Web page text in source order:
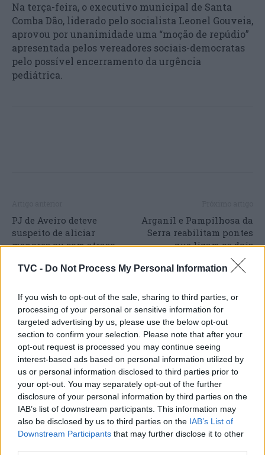
TVC - Do Not Process My Personal Information
If you wish to opt-out of the sale, sharing to third parties, or
processing of your personal or sensitive information for
targeted advertising by us, please use the below opt-out
section to confirm your selection. Please note that after your
opt-out request is processed you may continue seeing
interest-based ads based on personal information utilized by
us or personal information disclosed to third parties prior to
your opt-out. You may separately opt-out of the further
disclosure of your personal information by third parties on the
IAB’s list of downstream participants. This information may
also be disclosed by us to third parties on the IAB’s List of
Downstream Participants that may further disclose it to other
Na terça-feira, o executivo municipal de Santa
Comba Dão, liderado pelo socialista Leonel Gouveia,
aprovou por unanimidade uma “moção de repúdio”
apresentada pelos vereadores sociais-democratas
pelo possível encerramento da urgência
pediátrica.
PJ de Aveiro deteve
suspeito de aliciar
menores ou com atraso
Arganil e Pampilhosa da
Serra reabilitam pontes
que ligam os dois
concelhos
ARTIGOS RELACIONADOSMAIS DO AUTOR
Deputados do PSD saúdam Banda